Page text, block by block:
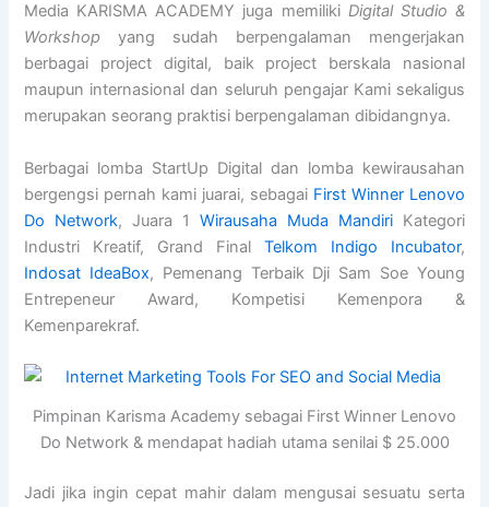
Media KARISMA ACADEMY juga memiliki Digital Studio &
Workshop yang sudah berpengalaman mengerjakan
berbagai project digital, baik project berskala nasional
maupun internasional dan seluruh pengajar Kami sekaligus
merupakan seorang praktisi berpengalaman dibidangnya.
Berbagai lomba StartUp Digital dan lomba kewirausahan
bergengsi pernah kami juarai, sebagai First Winner Lenovo
Do Network, Juara 1 Wirausaha Muda MandiriKategori
Industri Kreatif, Grand Final Telkom Indigo Incubator,
Indosat IdeaBox, Pemenang Terbaik Dji Sam Soe Young
Entrepeneur Award, Kompetisi Kemenpora &
Kemenparekraf.
Pimpinan Karisma Academy sebagai First Winner Lenovo
Do Network & mendapat hadiah utama senilai $ 25.000
Jadi jika ingin cepat mahir dalam mengusai sesuatu serta